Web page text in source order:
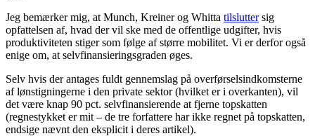
Jeg bemærker mig, at Munch, Kreiner og Whitta tilsluttersig
opfattelsen af, hvad der vil ske med de offentlige udgifter, hvis
produktiviteten stiger som følge af større mobilitet. Vi er derfor også
enige om, at selvfinansieringsgraden øges.
Selv hvis der antages fuldt gennemslag på overførselsindkomsterne
af lønstigningerne i den private sektor (hvilket er i overkanten), vil
det være knap 90 pct. selvfinansierende at fjerne topskatten
(regnestykket er mit – de tre forfattere har ikke regnet på topskatten,
endsige nævnt den eksplicit i deres artikel).